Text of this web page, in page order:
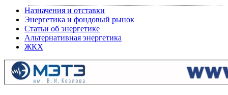
Назначения и отставки
Энергетика и фондовый рынок
Статьи об энергетике
Альтернативная энергетика
ЖКХ